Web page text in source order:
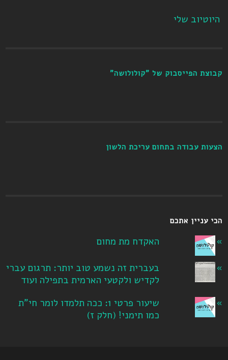
היוטיוב שלי
קבוצת הפייסבוק של "קולולושה"
הצעות עבודה בתחום עריכת הלשון
הכי עניין אתכם
האקדח מת מחום
בעברית זה נשמע טוב יותר: תרגום עברי
לקדיש ולקטעי הארמית בתפילה ועוד
שיעור פרטי 1: ככה תלמדו לומר חי"ת
כמו תימני! ‏(חלק ז‏)